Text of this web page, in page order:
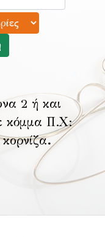
2 ή και
κόμμα Π.Χ:
.